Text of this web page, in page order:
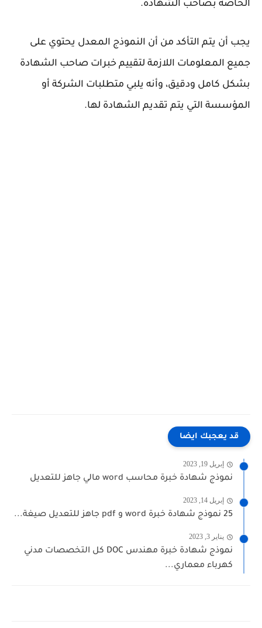
الخاصة بصاحب الشهادة.
يجب أن يتم التأكد من أن النموذج المعدل يحتوي على
جميع المعلومات اللازمة لتقييم خبرات صاحب الشهادة
بشكل كامل ودقيق، وأنه يلبي متطلبات الشركة أو
المؤسسة التي يتم تقديم الشهادة لها.
قد يعجبك ايضا
إبريل 19, 2023
نموذج شهادة خبرة محاسب word مالي جاهز للتعديل
إبريل 14, 2023
25 نموذج شهادة خبرة word و pdf جاهز للتعديل صيغة...
يناير 3, 2023
نموذج شهادة خبرة مهندس DOC كل التخصصات مدني
كهرباء معماري...